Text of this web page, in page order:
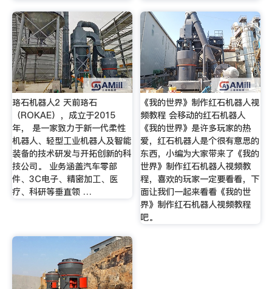
珞石机器人2 天前珞石
（ROKAE），成立于2015
年， 是一家致力于新一代柔性
机器人、轻型工业机器人及智能
装备的技术研发与开拓创新的科
技公司。 业务涵盖汽车零部
件、3C电子、精密加工、医
疗、科研等垂直领 …
《我的世界》制作红石机器人视
频教程 会移动的红石机器人
《我的世界》是许多玩家的热
爱，红石机器人是个很有意思的
东西，小编为大家带来了《我的
世界》制作红石机器人视频教
程，喜欢的玩家一定要看看，下
面让我们一起来看看《我的世
界》制作红石机器人视频教程
吧。